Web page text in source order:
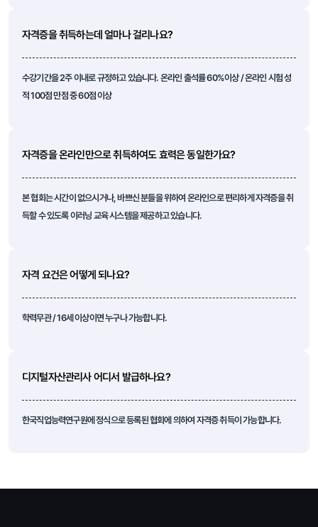
자격증을 취득하는데 얼마나 걸리나요?
수강기간을 2주 이내로 규정하고 있습니다. 온라인 출석률 60%이상 / 온라인 시험 성
적 100점 만점 중 60점 이상
자격증을 온라인만으로 취득하여도 효력은 동일한가요?
본 협회는 시간이 없으시거나, 바쁘신 분들을 위하여 온라인으로 편리하게 자격증을 취
득할 수 있도록 이러닝 교육 시스템을 제공하고 있습니다.
자격 요건은 어떻게 되나요?
학력무관 / 16세 이상이면 누구나 가능합니다.
디지털자산관리사 어디서 발급하나요?
한국직업능력연구원에 정식으로 등록된 협회에 의하여 자격증 취득이 가능합니다.